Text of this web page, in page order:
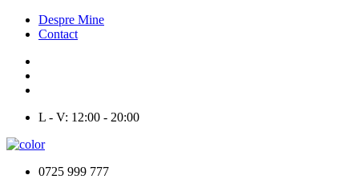
Despre Mine
Contact
L - V: 12:00 - 20:00
0725 999 777